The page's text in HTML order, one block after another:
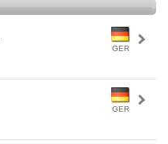
GER
GER